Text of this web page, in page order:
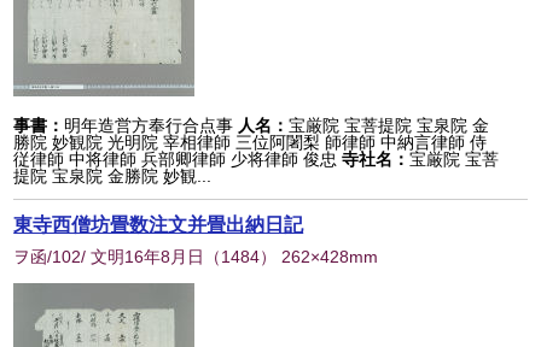
事書： 明年造営方奉行合点事 人名：宝厳院 宝菩提院 宝泉院 金
勝院 妙観院 光明院 宰相律師 三位阿闍梨 師律師 中納言律師 侍
従律師 中将律師 兵部卿律師 少将律師 俊忠 寺社名：宝厳院 宝菩
提院 宝泉院 金勝院 妙観...
東寺西僧坊畳数注文并畳出納日記
ヲ函/102/ 文明16年8月日 （1484） 262×428mm